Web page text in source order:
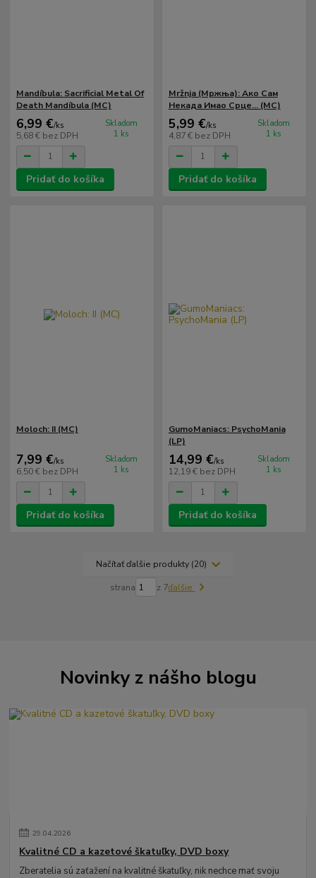
Mandíbula: Sacrificial Metal Of
Death Mandíbula (MC)
6,99 €/ks
5,68 € bez DPH
Skladom
1 ks
Pridať do košíka
Mržnja ‎(Мржња): Aкo Сaм
Нeкaдa Имao Срцe... (MC)
5,99 €/ks
4,87 € bez DPH
Skladom
1 ks
Pridať do košíka
Moloch: II (MC)
7,99 €/ks
6,50 € bez DPH
Skladom
1 ks
Pridať do košíka
GumoManiacs: PsychoMania
(LP)
14,99 €/ks
12,19 € bez DPH
Skladom
1 ks
Pridať do košíka
Načítať ďalšie produkty (20)
strana z 7ďalšie
Novinky z nášho blogu
29.04.2026
Kvalitné CD a kazetové škatuľky, DVD boxy
Zberatelia sú zaťažení na kvalitné škatuľky, nik nechce mať svoju